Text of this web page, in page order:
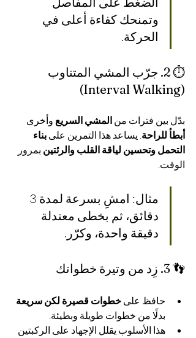
وتمنحك كفاءة أعلى في
الحركة.
⏱️ 2. جرّب المشي المتناوب
(Interval Walking)
بدّل بين فترات من المشي السريع وأخرى
أبطأ للراحة. يساعد هذا التمرين على بناء
التحمل وتحسين لياقة القلب والرئتين بمرور
الوقت.
دقائق، ثم بخطى معتدلة
دقيقة واحدة، وكرّر.
👣 3. زِد من وتيرة خطواتك
حافظ على خطوات قصيرة لكن سريعة
بدلًا من خطوات طويلة وبطيئة.
هذا الأسلوب يقلل الإجهاد على الركبتين